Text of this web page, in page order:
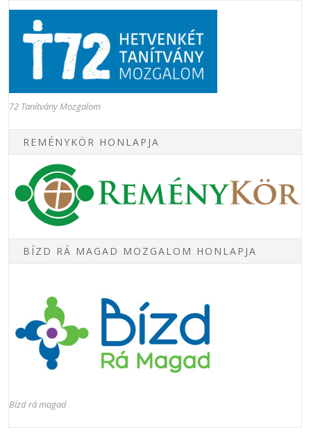
72 Tanítvány Mozgalom
REMÉNYKÖR HONLAPJA
BÍZD RÁ MAGAD MOZGALOM HONLAPJA
Bízd rá magad